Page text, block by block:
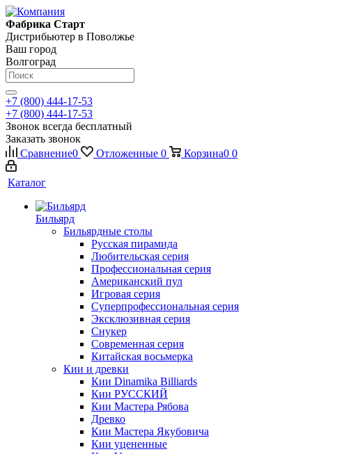
Фабрика Старт
Дистрибьютер в Поволжье
Ваш город
Волгоград
+7 (800) 444-17-53
+7 (800) 444-17-53
Звонок всегда бесплатный
Заказать звонок
Сравнение0 Отложенные 0 Корзина0 0
Каталог
Бильярд
Бильярдные столы
Русская пирамида
Любительская серия
Профессиональная серия
Американский пул
Игровая серия
Суперпрофессиональная серия
Эксклюзивная серия
Снукер
Современная серия
Китайская восьмерка
Кии и древки
Кии Dinamika Billiards
Кии РУССКИЙ
Кии Мастера Рябова
Древко
Кии Мастера Якубовича
Кии уцененные